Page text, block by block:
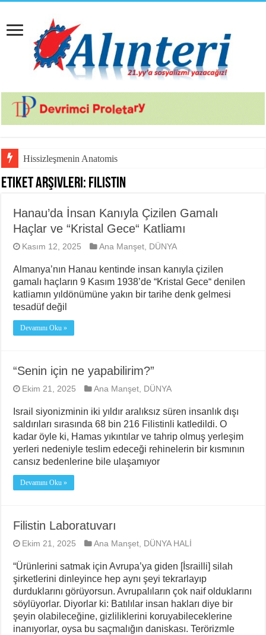
Hissizleşmenin Anatomisi
Etiket Arşivleri: Filistin
Hanau’da İnsan Kanıyla Çizilen Gamalı
Haçlar ve “Kristal Gece“ Katliamı
Kasım 12, 2025 Ana Manşet, DÜNYA
Almanya’nın Hanau kentinde insan kanıyla çizilen
gamalı haçların 9 Kasım 1938’de “Kristal Gece“ denilen
katliamın yıldönümüne yakın bir tarihe denk gelmesi
tesadüf değil
Devamını Oku »
“Senin için ne yapabilirim?”
Ekim 21, 2025 Ana Manşet, DÜNYA
Israil siyonizminin iki yıldır aralıksız süren insanlık dışı
saldırıları sırasında 68 bin 216 Filistinli katledildi. O
kadar öyle ki, Hamas yıkıntılar ve tahrip olmuş yerleşim
yerleri nedeniyle teslim edeceği rehinelerin bir kısmının
cansız bedenlerine bile ulaşamıyor
Devamını Oku »
Filistin Laboratuvarı
Ekim 21, 2025 Ana Manşet, DÜNYA HALİ
“Ürünlerini satmak için Avrupa’ya giden [İsrailli] silah
şirketlerini dinleyince hep aynı şeyi tekrarlayıp
durduklarını görüyorsun. Avrupalıların çok naif olduklarını
söylüyorlar. Diyorlar ki: Batılılar insan hakları diye bir
şeyin olabileceğine, gizliliklerini koruyabileceklerine
inanıyorlar, oysa bu saçmalığın daniskası. Terörizmle